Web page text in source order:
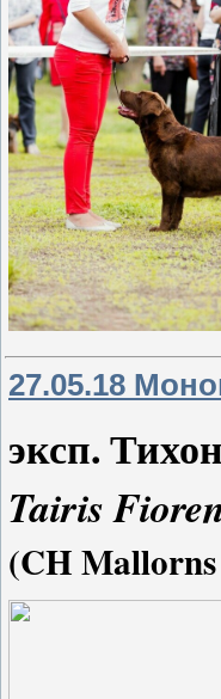
27.05.18
эксп.
Tairis
(CH